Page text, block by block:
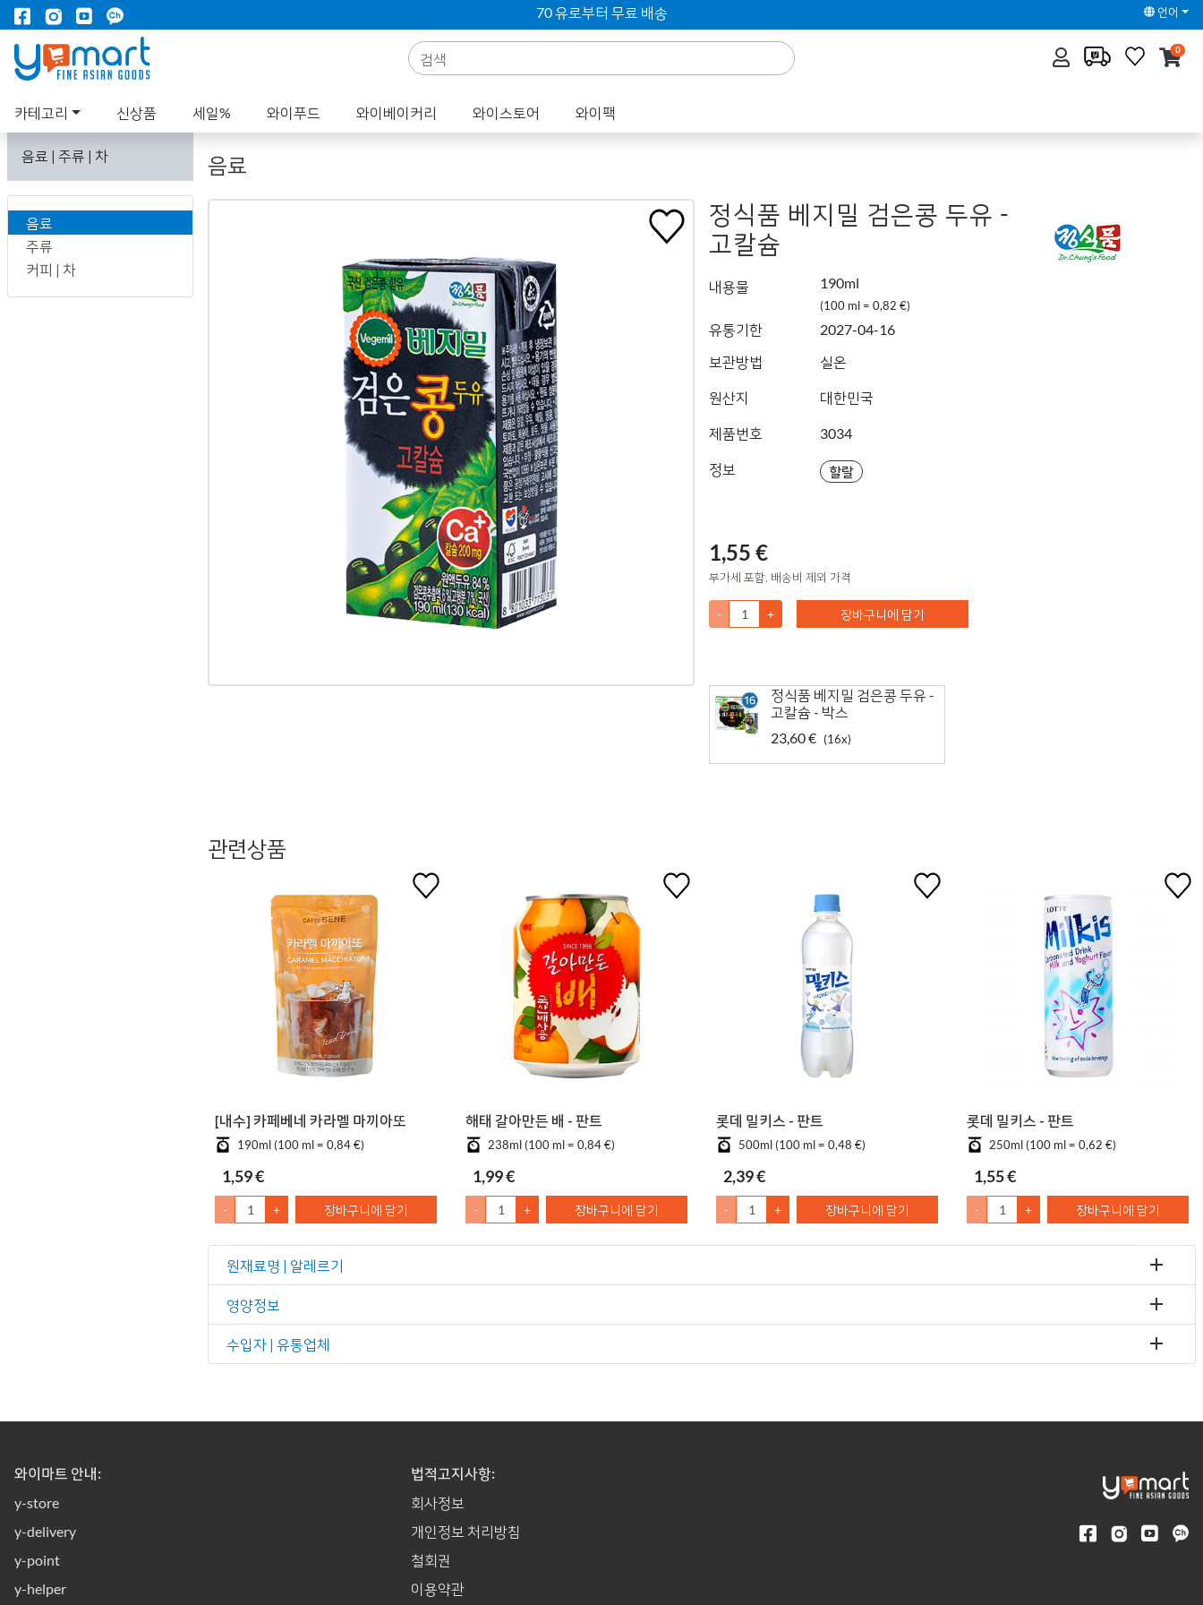
70 유로부터 무료 배송 언어
0
카테고리 신상품 세일% 와이푸드 와이베이커리 와이스토어 와이팩
음료 | 주류 | 차
음료
주류
커피 | 차
음료
정식품 베지밀 검은콩 두유 -
고칼슘
내용물 190ml
(100 ml = 0,82 €)
유통기한
2027-04-16
보관방법
실온
원산지 대한민국
제품번호 3034
정보 할랄
1,55 €
부가세 포함, 배송비 제외 가격
- + 장바구니에 담기
정식품 베지밀 검은콩 두유 -
고칼슘 - 박스
23,60 € (16x)
관련상품
[내수] 카페베네 카라멜 마끼아또
190ml (100 ml = 0,84 €)
1,59 €
- + 장바구니에 담기
해태 갈아만든 배 - 판트
238ml (100 ml = 0,84 €)
1,99 €
- + 장바구니에 담기
롯데 밀키스 - 판트
500ml (100 ml = 0,48 €)
2,39 €
- + 장바구니에 담기
롯데 밀키스 - 판트
250ml (100 ml = 0,62 €)
1,55 €
- + 장바구니에 담기
원재료명 | 알레르기
영양정보
수입자 | 유통업체
와이마트 안내:
y-store
y-delivery
y-point
y-helper
법적고지사항:
회사정보
개인정보 처리방침
철회권
이용약관